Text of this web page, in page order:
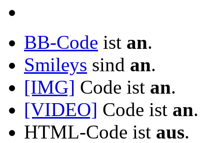
BB-Code ist an.
Smileys sind an.
[IMG] Code ist an.
[VIDEO] Code ist an.
HTML-Code ist aus.